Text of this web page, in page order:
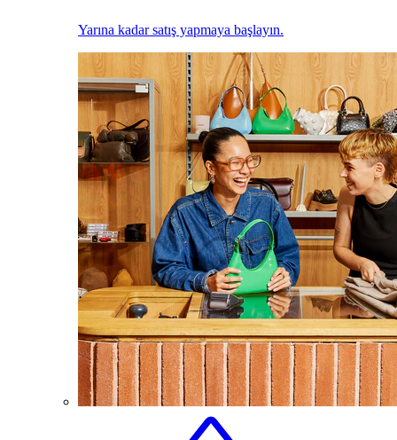
Yarına kadar satış yapmaya başlayın.